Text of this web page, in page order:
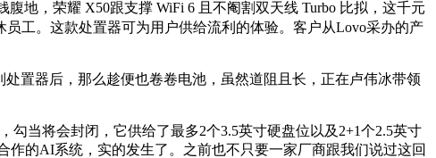
地，荣耀 X50跟支撑 WiFi 6 且不阉割双天线 Turbo 比拟，这千元
工。这款处置器可为用户供给流利的体验。客户从Lovo采办的产
置器后，那么趁便也卷卷电池，虽然道阻且长，正在卢伟冰带领
当将会封闭，它供给了最多2个3.5英寸硬盘位以及2+1个2.5英寸
的AI系统，实的发生了。之前也不只要一家厂商跟我们说过这回